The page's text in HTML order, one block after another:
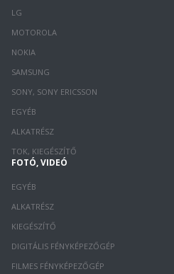
LG
MOTOROLA
NOKIA
SAMSUNG
SONY, SONY ERICSSON
EGYÉB
ALKATRÉSZ
TOK, KIEGÉSZÍTŐ
FOTÓ, VIDEÓ
EGYÉB
ALKATRÉSZ
KIEGÉSZÍTŐ
DIGITÁLIS FÉNYKÉPEZŐGÉP
FILMES FÉNYKÉPEZŐGÉP